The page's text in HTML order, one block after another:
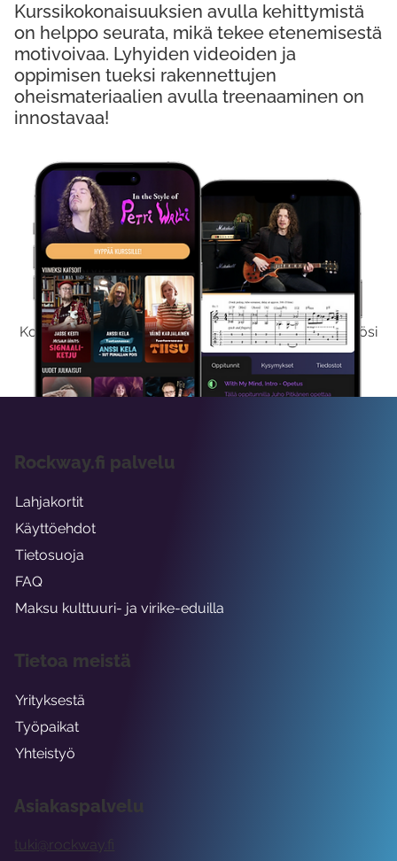
Kokeile Ilmaiseksi
Kokeilemalla ilmaiseksi saat koko sisältömme käyttöösi
viikon ajaksi.
Kurssikokonaisuuksien avulla kehittymistä
on helppo seurata, mikä tekee etenemisestä
motivoivaa. Lyhyiden videoiden ja
oppimisen tueksi rakennettujen
oheismateriaalien avulla treenaaminen on
innostavaa!
Asiakaspalvelu
tuki@rockway.fi
Rockway.fi palvelu
Lahjakortit
Käyttöehdot
Tietosuoja
FAQ
Maksu kulttuuri- ja virike-eduilla
Tietoa meistä
Yrityksestä
Työpaikat
Yhteistyö